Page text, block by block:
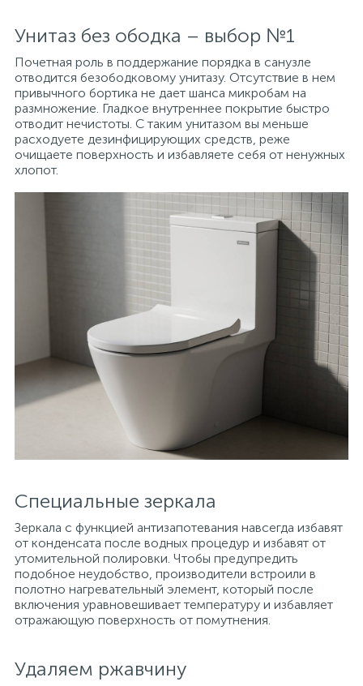
Унитаз без ободка – выбор №1
Почетная роль в поддержание порядка в санузле
отводится безободковому унитазу. Отсутствие в нем
привычного бортика не дает шанса микробам на
размножение. Гладкое внутреннее покрытие быстро
отводит нечистоты. С таким унитазом вы меньше
расходуете дезинфицирующих средств, реже
очищаете поверхность и избавляете себя от ненужных
хлопот.
Специальные зеркала
Зеркала с функцией антизапотевания навсегда избавят
от конденсата после водных процедур и избавят от
утомительной полировки. Чтобы предупредить
подобное неудобство, производители встроили в
полотно нагревательный элемент, который после
включения уравновешивает температуру и избавляет
отражающую поверхность от помутнения.
Удаляем ржавчину